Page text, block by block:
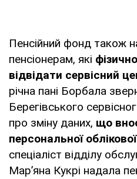
Пенсійний фонд також
пенсіонерам, які
відвідати сервісний
річна пані Борбала
Берегівського
про зміну даних, що
персональної
спеціаліст відділу
Мар’яна Кукрі надала